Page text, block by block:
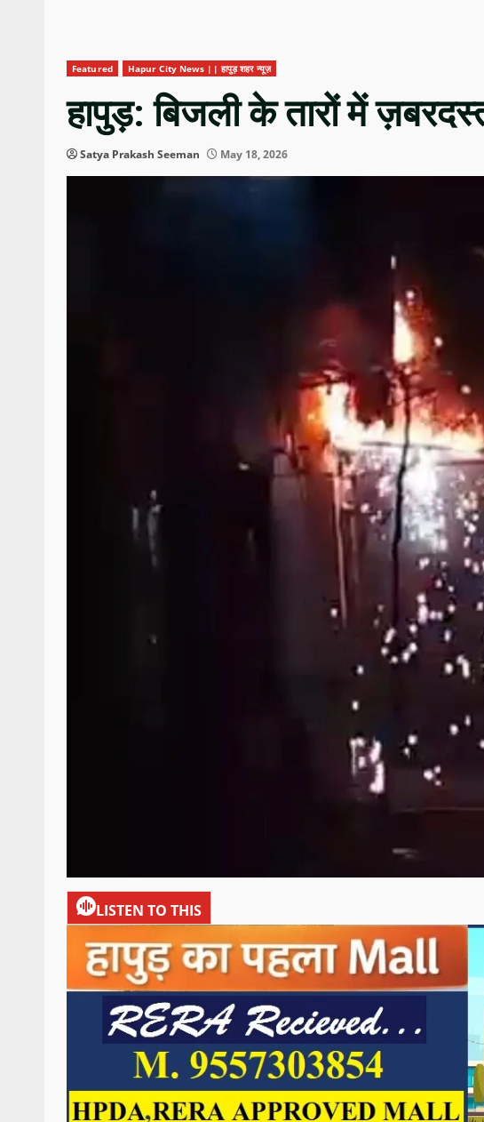
Featured Hapur City News || हापुड़ शहर न्यूज़
हापुड़: बिजली के तारों में
Satya Prakash Seeman May 18, 2026
LISTEN TO THIS